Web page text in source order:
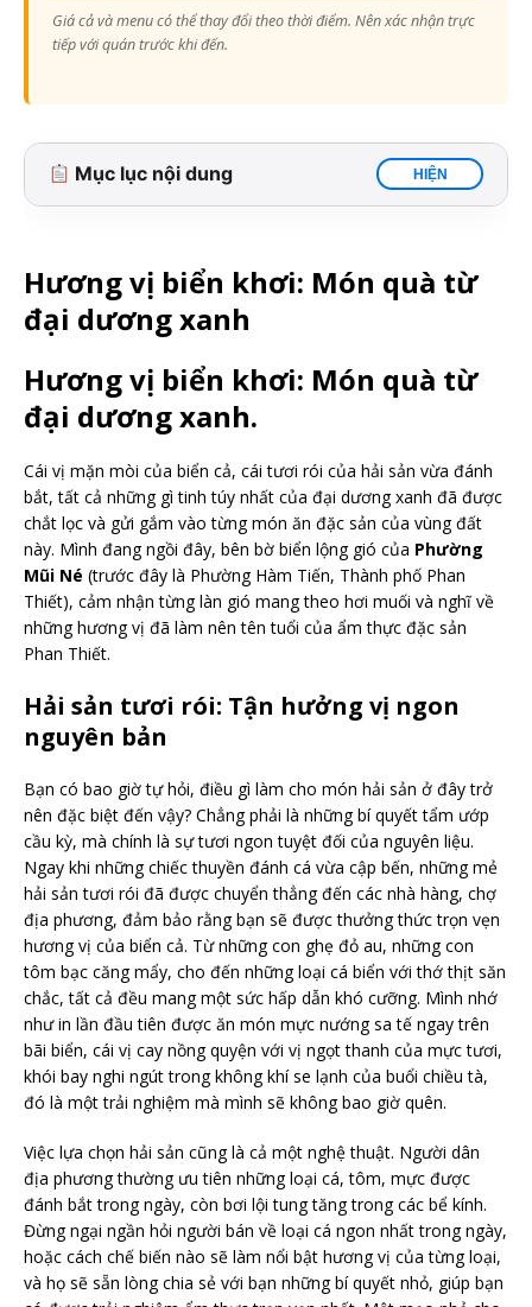
Giá cả và menu có thể thay đổi theo thời điểm. Nên xác nhận trực
tiếp với quán trước khi đến.
Mục lục nội dung HIỆN
Hương vị biển khơi: Món quà từ
đại dương xanh
Hương vị biển khơi: Món quà từ
đại dương xanh.
Cái vị mặn mòi của biển cả, cái tươi rói của hải sản vừa đánh
bắt, tất cả những gì tinh túy nhất của đại dương xanh đã được
chắt lọc và gửi gắm vào từng món ăn đặc sản của vùng đất
này. Mình đang ngồi đây, bên bờ biển lộng gió của Phường
Mũi Né (trước đây là Phường Hàm Tiến, Thành phố Phan
Thiết), cảm nhận từng làn gió mang theo hơi muối và nghĩ về
những hương vị đã làm nên tên tuổi của ẩm thực đặc sản
Phan Thiết.
Hải sản tươi rói: Tận hưởng vị ngon
nguyên bản
Bạn có bao giờ tự hỏi, điều gì làm cho món hải sản ở đây trở
nên đặc biệt đến vậy? Chẳng phải là những bí quyết tẩm ướp
cầu kỳ, mà chính là sự tươi ngon tuyệt đối của nguyên liệu.
Ngay khi những chiếc thuyền đánh cá vừa cập bến, những mẻ
hải sản tươi rói đã được chuyển thẳng đến các nhà hàng, chợ
địa phương, đảm bảo rằng bạn sẽ được thưởng thức trọn vẹn
hương vị của biển cả. Từ những con ghẹ đỏ au, những con
tôm bạc căng mẩy, cho đến những loại cá biển với thớ thịt săn
chắc, tất cả đều mang một sức hấp dẫn khó cưỡng. Mình nhớ
như in lần đầu tiên được ăn món mực nướng sa tế ngay trên
bãi biển, cái vị cay nồng quyện với vị ngọt thanh của mực tươi,
khói bay nghi ngút trong không khí se lạnh của buổi chiều tà,
đó là một trải nghiệm mà mình sẽ không bao giờ quên.
Việc lựa chọn hải sản cũng là cả một nghệ thuật. Người dân
địa phương thường ưu tiên những loại cá, tôm, mực được
đánh bắt trong ngày, còn bơi lội tung tăng trong các bể kính.
Đừng ngại ngần hỏi người bán về loại cá ngon nhất trong ngày,
hoặc cách chế biến nào sẽ làm nổi bật hương vị của từng loại,
và họ sẽ sẵn lòng chia sẻ với bạn những bí quyết nhỏ, giúp bạn